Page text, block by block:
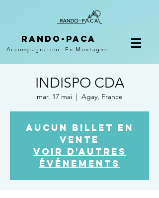
Rando-PACA
Accompagnateur En Montagne
INDISPO CDA
mar. 17 mai
  |
Agay, France
Aucun billet en
vente
Voir d'autres
événements